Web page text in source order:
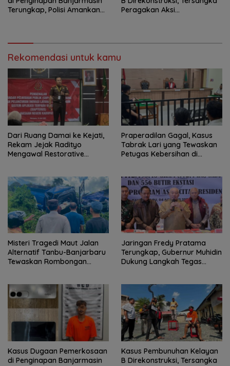
Terungkap, Polisi Amankan
Peragakan Aksi
Rekomendasi untuk kamu
Dari Ruang Damai ke Kejati,
Rekam Jejak Radityo
Mengawal Restorative
Praperadilan Gagal, Kasus
Tabrak Lari yang Tewaskan
Petugas Kebersihan di
Misteri Tragedi Maut Jalan
Alternatif Tanbu-Banjarbaru
Tewaskan Rombongan
Jaringan Fredy Pratama
Terungkap, Gubernur Muhidin
Dukung Langkah Tegas
Kasus Dugaan Pemerkosaan
di Penginapan Banjarmasin
Kasus Pembunuhan Kelayan
B Direkonstruksi, Tersangka